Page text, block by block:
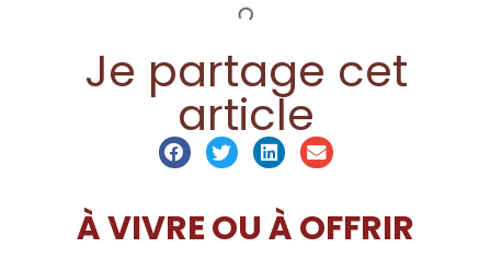
Je partage cet
article
À VIVRE OU À OFFRIR